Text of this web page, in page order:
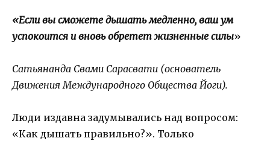
«Если вы сможете дышать медленно, ваш ум
успокоится и вновь обретет жизненные силы»
Сатьянанда Свами Сарасвати (основатель
Движения Международного Общества Йоги).
Люди издавна задумывались над вопросом:
«Как дышать правильно?». Только